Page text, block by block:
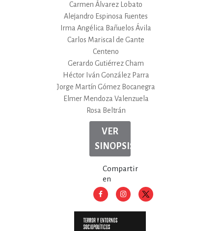
Carmen Álvarez Lobato
Alejandro Espinosa Fuentes
Irma Angélica Bañuelos Ávila
Carlos Mariscal de Gante
Centeno
Gerardo Gutiérrez Cham
Héctor Iván González Parra
Jorge Martín Gómez Bocanegra
Elmer Mendoza Valenzuela
Rosa Beltrán
VER
SINOPSIS
Compartir
en